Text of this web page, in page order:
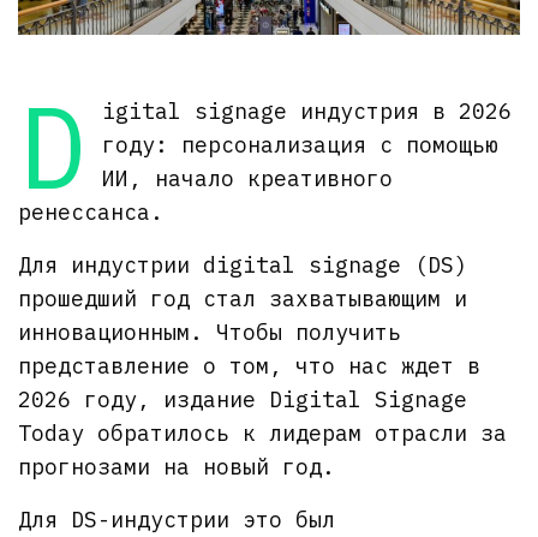
D
igital signage индустрия в 2026
году: персонализация с помощью
ИИ, начало креативного
ренессанса.
Для индустрии digital signage (DS)
прошедший год стал захватывающим и
инновационным. Чтобы получить
представление о том, что нас ждет в
2026 году, издание Digital Signage
Today обратилось к лидерам отрасли за
прогнозами на новый год.
Для DS-индустрии это был